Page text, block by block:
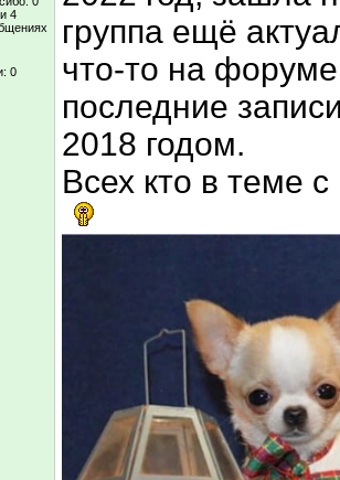
4
0
группа ещё
что-то на
последние
2018 годом.
Всех кто в теме